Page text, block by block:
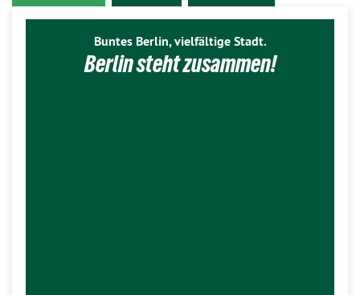
Buntes Berlin, vielfältige Stadt.
Berlin steht zusammen!